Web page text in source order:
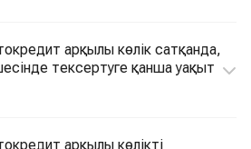
арқылы көлік сатқанда,
тексертуге қанша уақыт
арқылы көлікті